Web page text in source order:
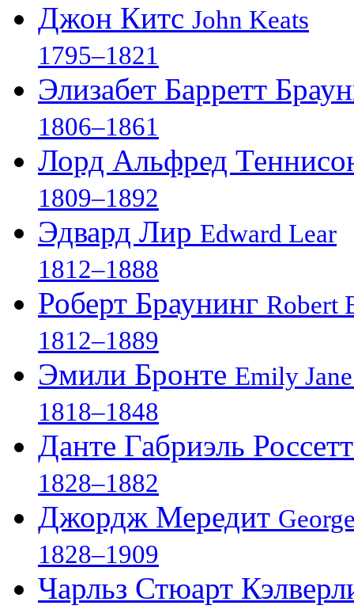
Джон Китс John Keats
1795–1821
Элизабет Барретт
1806–1861
Лорд Альфред
1809–1892
Эдвард Лир Edward Lear
1812–1888
Роберт Браунинг Robert
1812–1889
Эмили Бронте Emily
1818–1848
Данте Габриэль
1828–1882
Джордж Мередит
1828–1909
Чарльз Стюарт